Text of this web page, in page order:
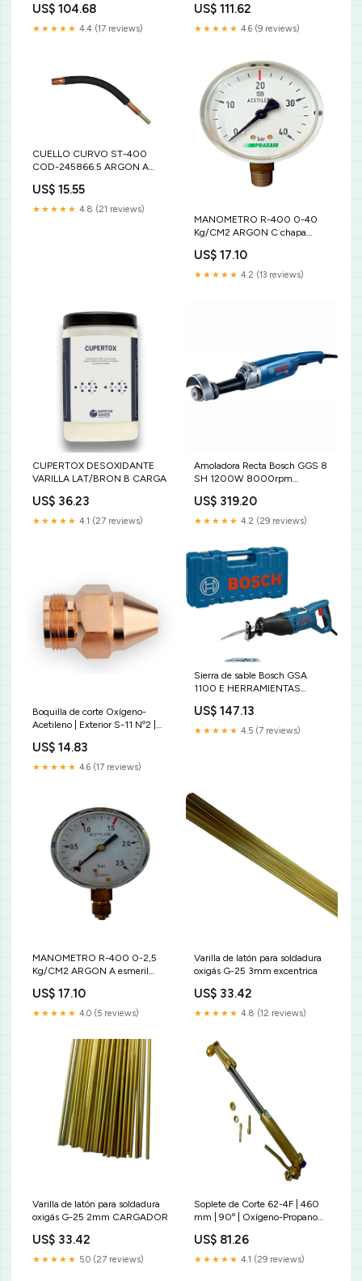
US$ 104.68
★★★★★ 4.4 (17 reviews)
US$ 111.62
★★★★★ 4.6 (9 reviews)
CUELLO CURVO ST-400
COD-245866.5 ARGON A
US$ 15.55
★★★★★ 4.8 (21 reviews)
MANOMETRO R-400 0-40
Kg/CM2 ARGON C chapa
US$ 17.10
★★★★★ 4.2 (13 reviews)
CUPERTOX DESOXIDANTE
VARILLA LAT/BRON B CARGA
US$ 36.23
★★★★★ 4.1 (27 reviews)
Amoladora Recta Bosch GGS 8
SH 1200W 8000rpm
US$ 319.20
★★★★★ 4.2 (29 reviews)
Boquilla de corte Oxígeno-
Acetileno | Exterior S-11 Nº2 |
US$ 14.83
★★★★★ 4.6 (17 reviews)
Sierra de sable Bosch GSA
1100 E HERRAMIENTAS
US$ 147.13
★★★★★ 4.5 (7 reviews)
MANOMETRO R-400 0-2,5
Kg/CM2 ARGON A esmeril
US$ 17.10
★★★★★ 4.0 (5 reviews)
Varilla de latón para soldadura
oxigás G-25 3mm excentrica
US$ 33.42
★★★★★ 4.8 (12 reviews)
Varilla de latón para soldadura
oxigás G-25 2mm CARGADOR
US$ 33.42
★★★★★ 5.0 (27 reviews)
Soplete de Corte 62-4F | 460
mm | 90º | Oxígeno-Propano
US$ 81.26
★★★★★ 4.1 (29 reviews)